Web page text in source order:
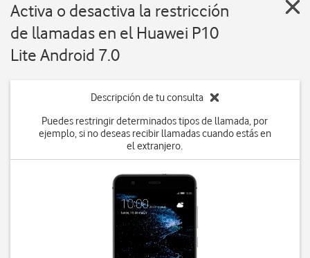
Activa o desactiva la restricción
de llamadas en el Huawei P10
Lite Android 7.0
Descripción de tu consulta
Puedes restringir determinados tipos de llamada, por
ejemplo, si no deseas recibir llamadas cuando estás en
el extranjero.